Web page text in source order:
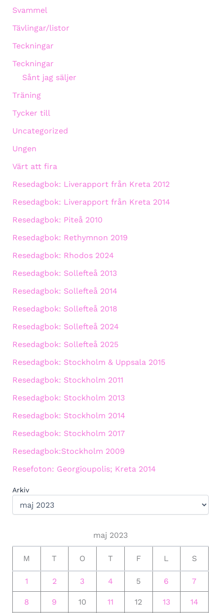
Svammel
Tävlingar/listor
Teckningar
Teckningar
Sånt jag säljer
Träning
Tycker till
Uncategorized
Ungen
Värt att fira
Resedagbok: Liverapport från Kreta 2012
Resedagbok: Liverapport från Kreta 2014
Resedagbok: Piteå 2010
Resedagbok: Rethymnon 2019
Resedagbok: Rhodos 2024
Resedagbok: Sollefteå 2013
Resedagbok: Sollefteå 2014
Resedagbok: Sollefteå 2018
Resedagbok: Sollefteå 2024
Resedagbok: Sollefteå 2025
Resedagbok: Stockholm & Uppsala 2015
Resedagbok: Stockholm 2011
Resedagbok: Stockholm 2013
Resedagbok: Stockholm 2014
Resedagbok: Stockholm 2017
Resedagbok:Stockholm 2009
Resefoton: Georgioupolis; Kreta 2014
Arkiv
maj 2023
M T O T F L S
1 2 3 4 5 6 7
8 9 10 11 12 13 14